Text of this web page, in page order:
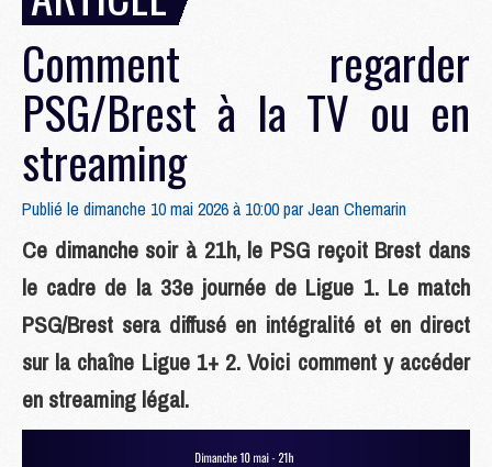
Comment regarder
PSG/Brest à la TV ou en
streaming
Publié le dimanche 10 mai 2026 à 10:00 parJean Chemarin
Ce dimanche soir à 21h, le PSG reçoit Brest dans
le cadre de la 33e journée de Ligue 1. Le match
PSG/Brest sera diffusé en intégralité et en direct
sur la chaîne Ligue 1+ 2. Voici comment y accéder
en streaming légal.